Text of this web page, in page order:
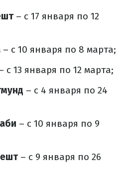
– с 17 января по 12
– с 10 января по 8 марта;
с 13 января по 12 марта;
– с 4 января по 24
– с 10 января по 9
– с 9 января по 26